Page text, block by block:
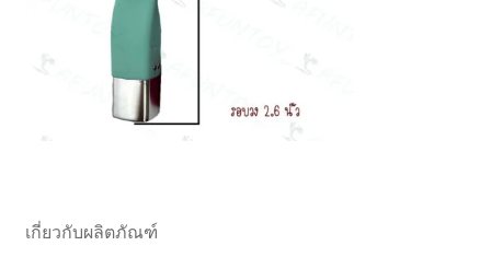
เกี่ยวกับผลิตภัณฑ์